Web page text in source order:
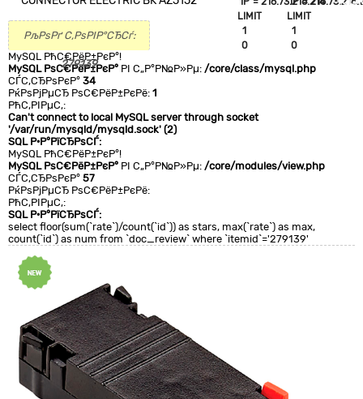
LIMIT
1
0
LIMIT
1
0
РљРѕРґ С‚РѕРІР°СЂСѓ:
279139
MySQL РћС€РёР±РєР°!
MySQL РѕС€РёР±РєР° РІ С„Р°Р№Р»Рµ: /core/class/mysql.php
СЃС‚СЂРѕРєР° 34
РќРѕРјРµСЂ РѕС€РёР±РєРё: 1
РћС‚РІРµС‚:
Can't connect to local MySQL server through socket
'/var/run/mysqld/mysqld.sock' (2)
SQL Р·Р°РїСЂРѕСЃ:
MySQL РћС€РёР±РєР°!
MySQL РѕС€РёР±РєР° РІ С„Р°Р№Р»Рµ: /core/modules/view.php
СЃС‚СЂРѕРєР° 57
РќРѕРјРµСЂ РѕС€РёР±РєРё:
РћС‚РІРµС‚:
SQL Р·Р°РїСЂРѕСЃ:
select floor(sum(`rate`)/count(`id`)) as stars, max(`rate`) as max,
count(`id`) as num from `doc_review` where `itemid`='279139'